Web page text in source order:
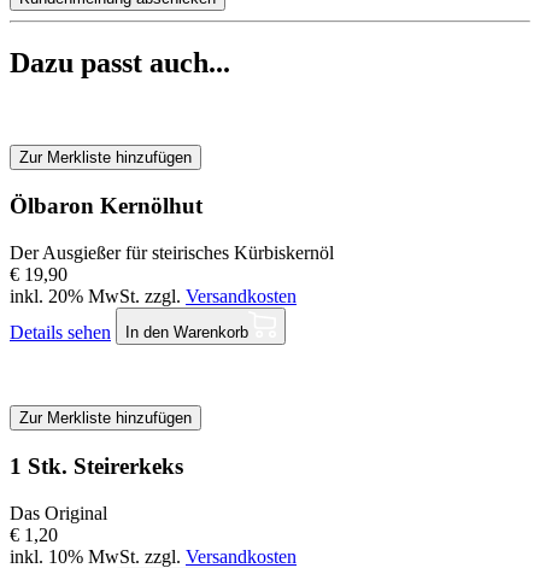
Dazu passt auch...
Zur Merkliste hinzufügen
Ölbaron Kernölhut
Der Ausgießer für steirisches Kürbiskernöl
€ 19,90
inkl. 20% MwSt. zzgl. Versandkosten
Details sehen
In den Warenkorb
Zur Merkliste hinzufügen
1 Stk. Steirerkeks
Das Original
€ 1,20
inkl. 10% MwSt. zzgl. Versandkosten